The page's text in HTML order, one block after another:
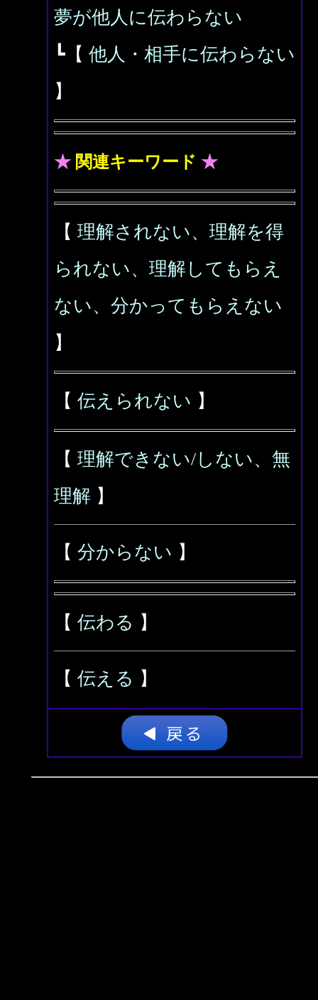
夢が他人に伝わらない
┗【 他人・相手に伝わらない
】
★ 関連キーワード ★
【 理解されない、理解を得
られない、理解してもらえ
ない、分かってもらえない
】
【 伝えられない 】
【 理解できない/しない、無
理解 】
【 分からない 】
【 伝わる 】
【 伝える 】